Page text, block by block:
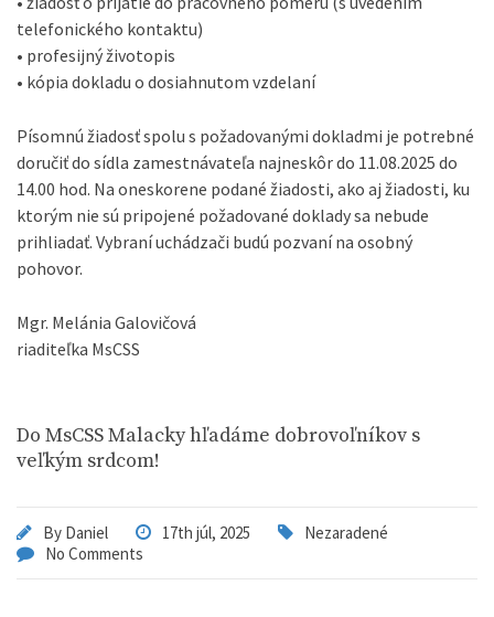
telefonického kontaktu)
• profesijný životopis
• kópia dokladu o dosiahnutom vzdelaní
Písomnú žiadosť spolu s požadovanými dokladmi je potrebné
doručiť do sídla zamestnávateľa najneskôr do 11.08.2025 do
14.00 hod. Na oneskorene podané žiadosti, ako aj žiadosti, ku
ktorým nie sú pripojené požadované doklady sa nebude
prihliadať. Vybraní uchádzači budú pozvaní na osobný
pohovor.
Mgr. Melánia Galovičová
riaditeľka MsCSS
Do MsCSS Malacky hľadáme dobrovoľníkov s
veľkým srdcom!
By Daniel 17th júl, 2025
Nezaradené
No Comments